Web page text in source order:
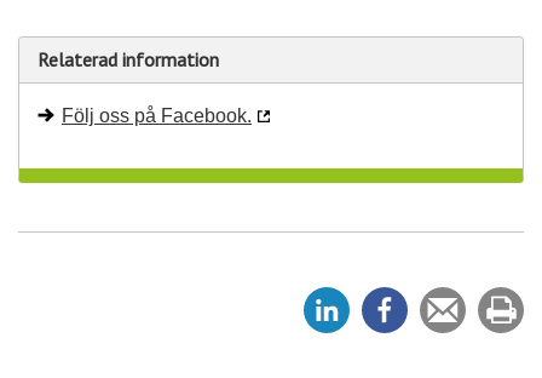
Relaterad information
Följ oss på Facebook.
e
e
Tipsa
en
ut